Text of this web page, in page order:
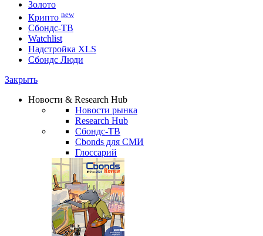
Поиск облигаций (ИИ)
Кривые доходности
ЦФА
Best bid/ask
Золото
Крипто new
Watchlist
Сбондс Люди
Новости & Research Hub
Новости рынка
Research Hub
Сбондс-ТВ
Cbonds для СМИ
Глоссарий